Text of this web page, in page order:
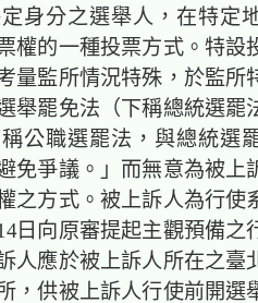
身分之選舉人，在特定
權的一種投票方式。特設
量監所情況特殊，於監所
舉罷免法（下稱總統選罷
公職選罷法，與總統選
免爭議。」而無意為被上
之方式。被上訴人為行使
日向原審提起主觀預備之
人應於被上訴人所在之臺
，供被上訴人行使前開選